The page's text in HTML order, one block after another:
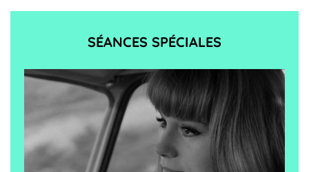
SÉANCES SPÉCIALES